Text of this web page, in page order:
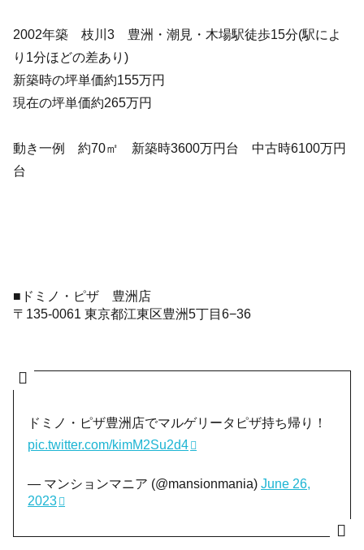
2002年築 枝川3 豊洲・潮見・木場駅徒歩15分(駅によ
り1分ほどの差あり)
新築時の坪単価約155万円
現在の坪単価約265万円
動き一例 約70㎡ 新築時3600万円台 中古時6100万円
台
■ドミノ・ピザ 豊洲店
〒135-0061 東京都江東区豊洲5丁目6−36
ドミノ・ピザ豊洲店でマルゲリータピザ持ち帰り！
pic.twitter.com/kimM2Su2d4
— マンションマニア (@mansionmania)June 26,
2023